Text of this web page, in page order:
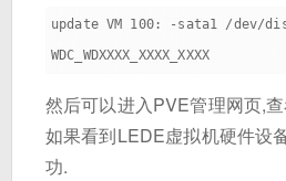
update VM 100: -sata1 /dev/
然后可以进入PVE管理网页,
如果看到LEDE虚拟机硬件设
功.